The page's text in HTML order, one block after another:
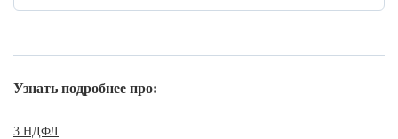
Узнать подробнее про:
3 НДФЛ